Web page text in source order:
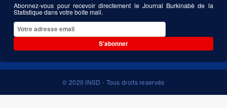
Abonnez-vous pour recevoir directement le Journal Burkinabè de la
Statistique dans votre boîte mail.
S'abonner
© 2020 INSD - Tous droits reservés